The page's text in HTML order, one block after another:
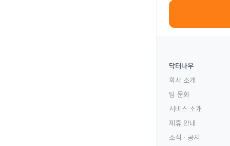
닥터나우
회사 소개
팀 문화
서비스 소개
제휴 안내
소식 · 공지